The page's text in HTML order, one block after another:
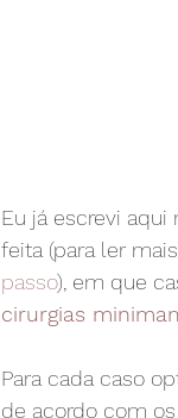
Eu já escrevi aqui
feita (para ler
passo), em que
cirurgias
Para cada caso
de acordo com